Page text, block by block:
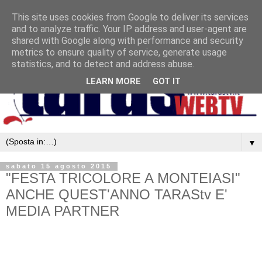
▼
sabato 15 agosto 2015
"FESTA TRICOLORE A MONTEIASI"
ANCHE QUEST'ANNO TARAStv E'
MEDIA PARTNER
This site uses cookies from Google to deliver its services
and to analyze traffic. Your IP address and user-agent are
shared with Google along with performance and security
metrics to ensure quality of service, generate usage
statistics, and to detect and address abuse.
LEARN MORE GOT IT